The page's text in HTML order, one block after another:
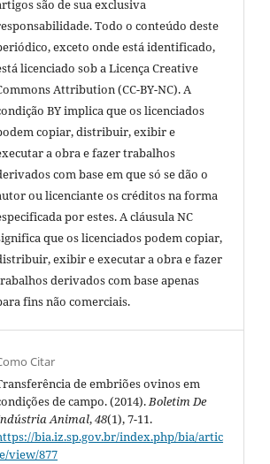
são de sua exclusiva
Todo o conteúdo deste
exceto onde está identificado,
licenciado sob a Licença Creative
Attribution (CC-BY-NC). A
BY implica que os licenciados
copiar, distribuir, exibir e
a obra e fazer trabalhos
com base em que só se dão o
ou licenciante os créditos na forma
por estes. A cláusula NC
que os licenciados podem copiar,
exibir e executar a obra e fazer
derivados com base apenas
fins não comerciais.
Citar
de embriões ovinos em
de campo. (2014).Boletim De
Animal,48(1), 7-11.
bia.iz.sp.gov.br/index.php/bia/artic
view/877